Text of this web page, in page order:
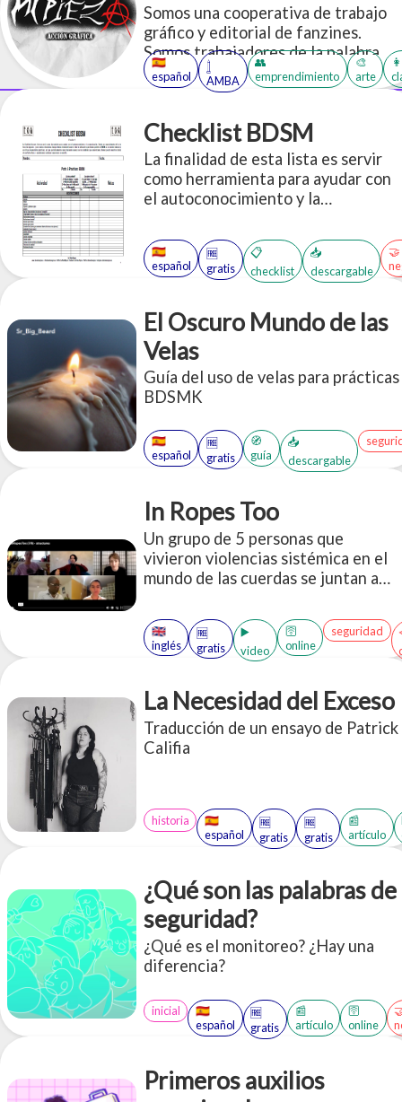
Somos una cooperativa de trabajo
gráfico y editorial de fanzines.
Somos trabajadores de la palabra
que publicamos los textos que
queremos ver circular.
🇪🇸
español
𓉶
AMBA
👥
emprendimiento
🎨
arte
Checklist BDSM
La finalidad de esta lista es servir
como herramienta para ayudar con
el autoconocimiento y la
especialmente útil a la hora de
negociar, y con nuevas relaciones.
🇪🇸
español
🆓
gratis
📋
checklist
📥
descargable
🤝
El Oscuro Mundo de las
Velas
Guía del uso de velas para prácticas
BDSMK
🇪🇸
español
🆓
gratis
🧭
guía
📥
descargable
In Ropes Too
Un grupo de 5 personas que
vivieron violencias sistémica en el
mundo de las cuerdas se juntan a
es antipunitivista, no utiliza
nombres y propone pensar las
interseccionalidades y formas de
comunidad
🇬🇧
inglés
🆓
gratis
▶️
video
🛜
online
seguridad
La Necesidad del Exceso
Traducción de un ensayo de Patrick
Califia
historia
🇪🇸
español
🆓
gratis
🆓
gratis
📰
artículo
¿Qué son las palabras de
seguridad?
¿Qué es el monitoreo? ¿Hay una
diferencia?
inicial
🇪🇸
español
🆓
gratis
📰
artículo
🛜
online
Primeros auxilios